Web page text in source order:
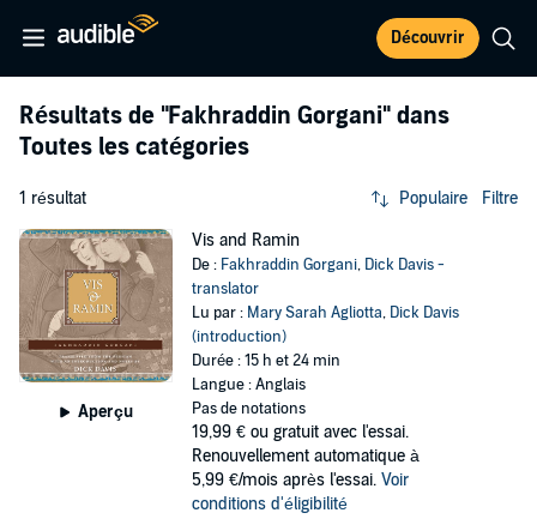
Découvrir
Résultats de "Fakhraddin Gorgani" dans
Toutes les catégories
1 résultat Populaire Filtre
Aperçu
Vis and Ramin
De : Fakhraddin Gorgani, Dick Davis -
translator
Lu par : Mary Sarah Agliotta, Dick Davis
(introduction)
Durée : 15 h et 24 min
Langue : Anglais
Pas de notations
19,99 € ou gratuit avec l'essai.
Renouvellement automatique à
5,99 €/mois après l'essai. Voir
conditions d'éligibilité